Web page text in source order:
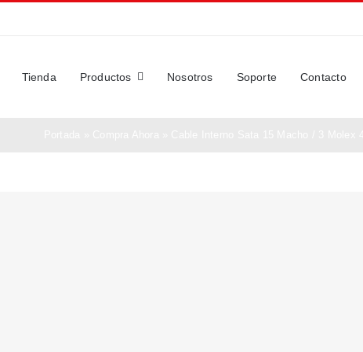
Tienda Productos Nosotros Soporte Contacto